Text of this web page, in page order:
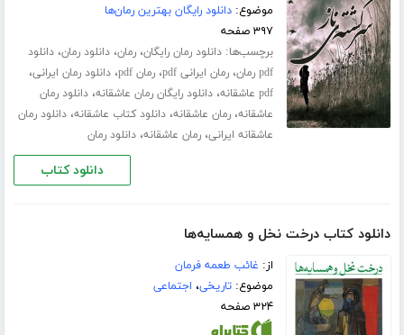
موضوع:دانلود رایگان بهترین رمان‌ها
۳۹۷ صفحه
برچسب‌ها:دانلود رمان رایگان،رمان،دانلود رمان،دانلود
pdf رمان
،رمان ایرانی pdf ،رمان pdf ،دانلود رمان ایرانی،
pdf عاشقانه ،دانلود رایگان رمان عاشقانه،دانلود رمان
عاشقانه،رمان عاشقانه،دانلود کتاب عاشقانه،دانلود رمان
عاشقانه ایرانی،رمان عاشقانه،دانلود رمان
دانلود کتاب
دانلود کتاب درخت نخل و همسایه‌ها
از: غائب طعمه فرمان
موضوع:تاریخی، اجتماعی
۳۲۴ صفحه